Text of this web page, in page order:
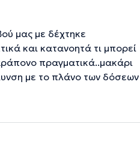
μας με δέχτηκε
και κατανοητά τι μπορεί
πραγματικά..μακάρι
με το πλάνο των δόσεων